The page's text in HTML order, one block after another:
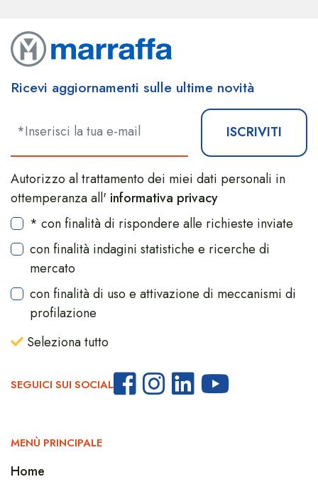
Ricevi aggiornamenti sulle ultime novità
ISCRIVITI
Autorizzo al trattamento dei miei dati personali in
ottemperanza all' informativa privacy
* con finalità di rispondere alle richieste inviate
con finalità indagini statistiche e ricerche di
mercato
con finalità di uso e attivazione di meccanismi di
profilazione
Seleziona tutto
SEGUICI SUI SOCIAL
MENÙ PRINCIPALE
Home